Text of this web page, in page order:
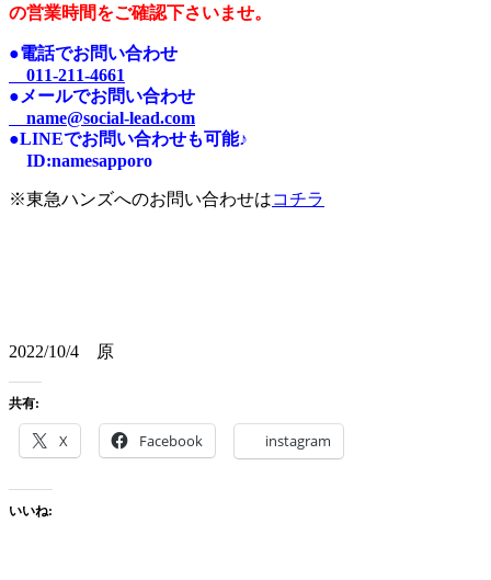
の営業時間をご確認下さいませ。
●電話でお問い合わせ
011-211-4661
●メールでお問い合わせ
name@social-lead.com
●LINEでお問い合わせも可能♪
ID:namesapporo
※東急ハンズへのお問い合わせはコチラ
2022/10/4 原
共有:
X Facebook instagram
いいね: